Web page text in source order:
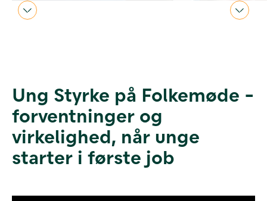
Ung Styrke på Folkemøde -
forventninger og
virkelighed, når unge
starter i første job